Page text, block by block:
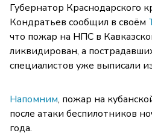
Губернатор Краснодарского
Кондратьев сообщил в своём
что пожар на НПС в
ликвидирован, а
специалистов уже выписали
Напомним, пожар на
после атаки беспилотников
года.